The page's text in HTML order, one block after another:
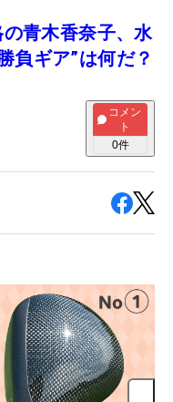
青木香奈子、水
負ギア”は何だ？
コメン
ト
0件